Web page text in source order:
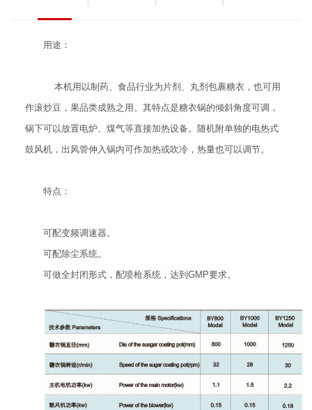
用途：
本机用以制药、食品行业为片剂、丸剂包裹糖衣，也可用
作滚炒豆，果品类成熟之用。其特点是糖衣锅的倾斜角度可调，
锅下可以放置电炉、煤气等直接加热设备。随机附单独的电热式
鼓风机，出风管伸入锅内可作加热或吹冷，热量也可以调节。
特点：
可配变频调速器。
可配除尘系统。
可做全封闭形式，配喷枪系统，达到GMP要求。